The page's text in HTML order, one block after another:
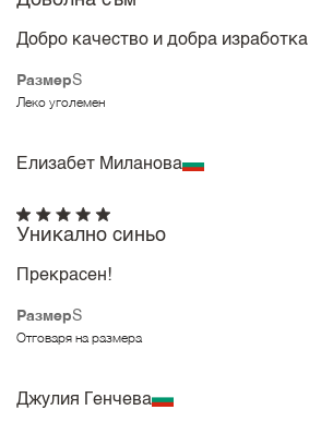
РазмерS
Леко уголемен
Добро качество и добра изработка
Елизабет Миланова
РазмерS
Отговаря на размера
Уникално синьо
Прекрасен!
Джулия Генчева